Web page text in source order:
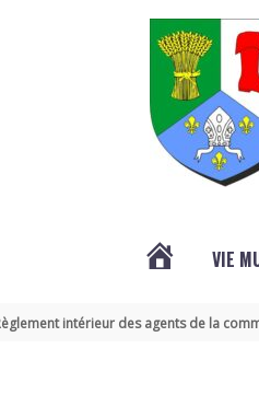
VIE
intérieur des agents de la